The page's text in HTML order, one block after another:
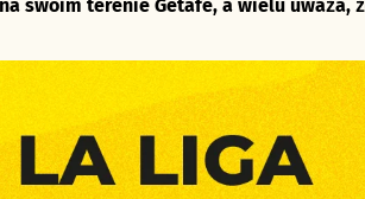
swoim terenie Getafe, a wielu uważa,